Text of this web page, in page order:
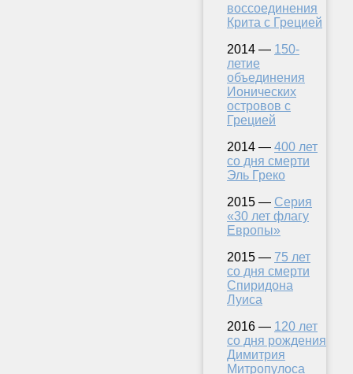
воссоединения
Крита с Грецией
2014 — 150-
летие
объединения
Ионических
островов с
Грецией
2014 — 400 лет
со дня смерти
Эль Греко
2015 — Серия
«30 лет флагу
Европы»
2015 — 75 лет
со дня смерти
Спиридона
Луиса
2016 — 120 лет
со дня рождения
Димитрия
Митропулоса